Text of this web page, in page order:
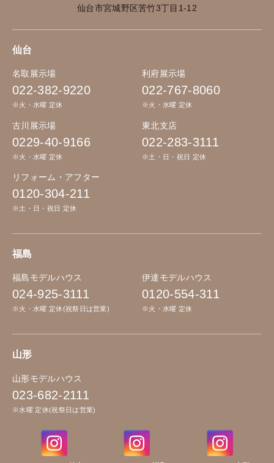
仙台市宮城野区苦竹3丁目1-12
仙台
名取展示場
022-382-9220
※火・水曜 定休
利府展示場
022-767-8060
※火・水曜 定休
古川展示場
0229-40-9166
※火・水曜 定休
東北支店
022-283-3111
※土・日・祝日 定休
リフォーム・アフター
0120-304-211
※土・日・祝日 定休
福島
福島モデルハウス
024-925-3111
※火・水曜 定休(祝祭日は営業)
伊達モデルハウス
0120-554-311
※火・水曜 定休
山形
山形モデルハウス
023-682-2111
※水曜 定休(祝祭日は営業)